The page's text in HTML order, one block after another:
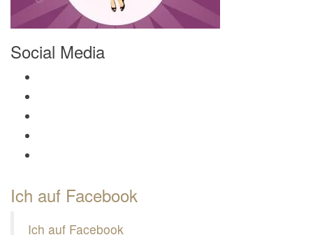
Social Media
Ich auf Facebook
Ich auf Facebook